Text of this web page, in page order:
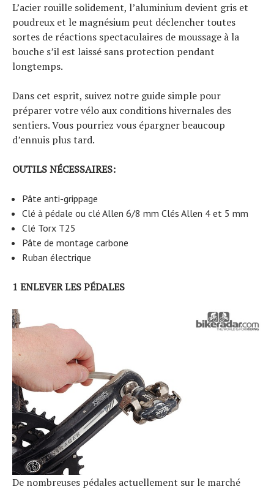
L’acier rouille solidement, l’aluminium devient gris et
poudreux et le magnésium peut déclencher toutes
sortes de réactions spectaculaires de moussage à la
bouche s’il est laissé sans protection pendant
longtemps.
Dans cet esprit, suivez notre guide simple pour
préparer votre vélo aux conditions hivernales des
sentiers. Vous pourriez vous épargner beaucoup
d’ennuis plus tard.
OUTILS NÉCESSAIRES:
Pâte anti-grippage
Clé à pédale ou clé Allen 6/8 mm Clés Allen 4 et 5 mm
Clé Torx T25
Pâte de montage carbone
Ruban électrique
1 ENLEVER LES PÉDALES
De nombreuses pédales actuellement sur le marché